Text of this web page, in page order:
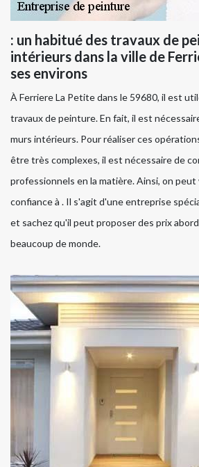
: un habitué des travaux de
intérieurs dans la ville de
ses environs
À Ferriere La Petite dans le 59680, il est
travaux de peinture. En fait, il est
murs intérieurs. Pour réaliser ces
être très complexes, il est nécessaire de
professionnels en la matière. Ainsi, on
confiance à . Il s'agit d'une entreprise
et sachez qu'il peut proposer des prix
beaucoup de monde.